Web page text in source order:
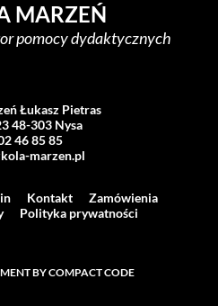
MARZEŃ
pomocy dydaktycznych
Łukasz Pietras
48-303 Nysa
46 85 85
marzen.pl
Kontakt
Zamówienia
Polityka prywatności
BY COMPACT CODE